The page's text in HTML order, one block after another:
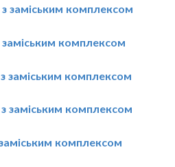
заміським комплексом
заміським комплексом
заміським комплексом
з заміським комплексом
комплексом